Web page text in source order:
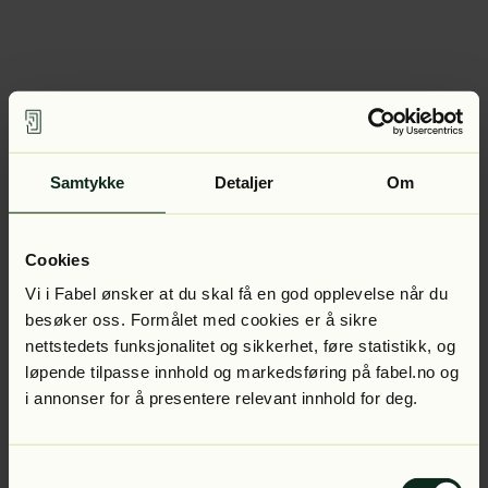
Samtykke Detaljer Om
Cookies
Vi i Fabel ønsker at du skal få en god opplevelse når du
besøker oss. Formålet med cookies er å sikre
nettstedets funksjonalitet og sikkerhet, føre statistikk, og
løpende tilpasse innhold og markedsføring på fabel.no og
i annonser for å presentere relevant innhold for deg.